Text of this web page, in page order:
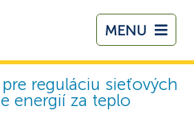
MENU
reguláciu sieťových
energií za teplo